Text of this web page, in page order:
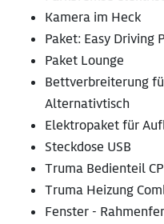
Kamera im Heck
Paket: Easy Driving
Paket Lounge
Bettverbreiterung
Alternativtisch
Elektropaket für
Steckdose USB
Truma Bedienteil
Truma Heizung
Fenster -